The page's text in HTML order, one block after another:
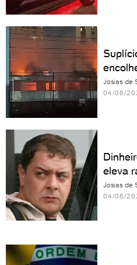
Josias de
04/08/
eleva
Josias de
04/08/